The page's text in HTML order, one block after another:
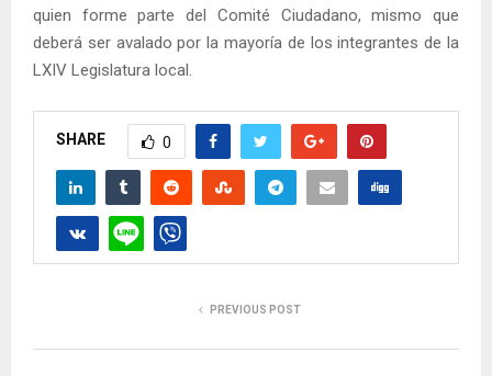
quien forme parte del Comité Ciudadano, mismo que
deberá ser avalado por la mayoría de los integrantes de la
LXIV Legislatura local.
SHARE 0
PREVIOUS POST